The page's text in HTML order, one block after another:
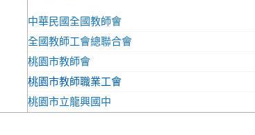
中華民國全國教師會
全國教師工會總聯合會
桃園市教師會
桃園市教師職業工會
桃園市立龍興國中